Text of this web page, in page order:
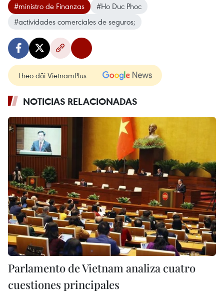
#ministro de Finanzas
#Ho Duc Phoc
#actividades comerciales de seguros;
Theo dõi VietnamPlus
NOTICIAS RELACIONADAS
Parlamento de Vietnam analiza cuatro
cuestiones principales